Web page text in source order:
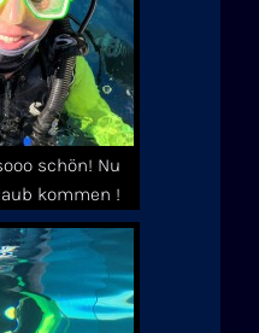
schön! Nu
kommen !